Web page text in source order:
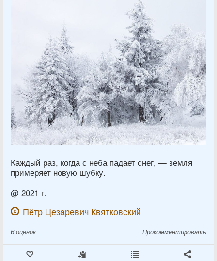
Каждый раз, когда с неба падает снег, — земля
примеряет новую шубку.
@ 2021 г.
Пётр Цезаревич Квятковский
6 оценок Прокомментировать